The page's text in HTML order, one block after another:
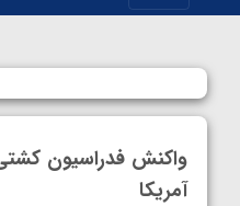
واکنش فدراسیون
آمریکا